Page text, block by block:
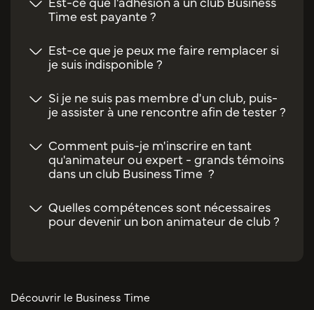
Time est payante ?
Est-ce que je peux me faire remplacer si
je suis indisponible ?
Si je ne suis pas membre d'un club, puis-
je assister à une rencontre afin de tester ?
Comment puis-je m'inscrire en tant
qu'animateur ou expert - grands témoins
dans un club Business Time ?
Quelles compétences sont nécessaires
pour devenir un bon animateur de club ?
Découvrir le Business Time